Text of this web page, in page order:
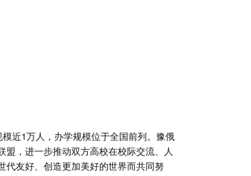
近1万人，办学规模位于全国前列。豫俄
，进一步推动双方高校在校际交流、人
代友好、创造更加美好的世界而共同努